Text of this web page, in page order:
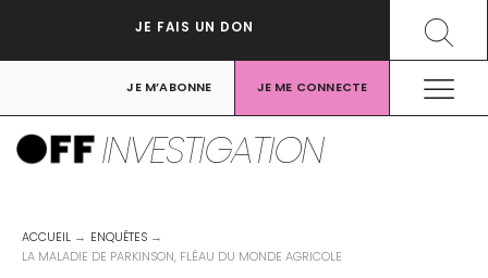
JE FAIS UN DON
JE M’ABONNE JE ME CONNECTE
INVESTIGATION
ACCUEIL
ENQUÊTES
LA MALADIE DE PARKINSON, FLÉAU DU MONDE AGRICOLE